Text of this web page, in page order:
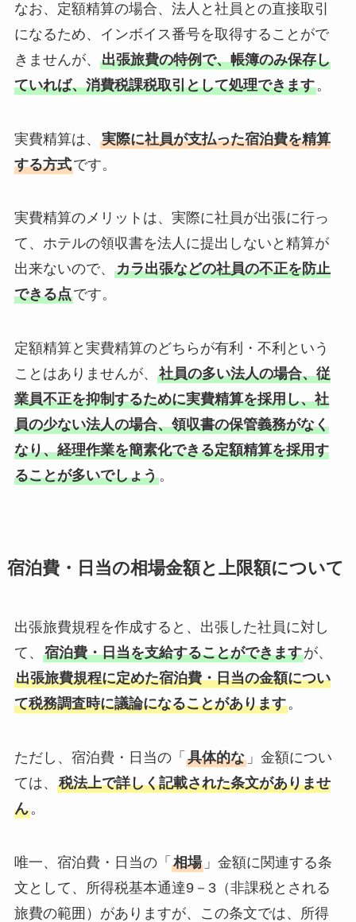
なお、定額精算の場合、法人と社員との直接取引
になるため、インボイス番号を取得することがで
きませんが、 出張旅費の特例で、帳簿のみ保存し
ていれば、消費税課税取引として処理できます。
実費精算は、 実際に社員が支払った宿泊費を精算
する方式です。
実費精算のメリットは、実際に社員が出張に行っ
て、ホテルの領収書を法人に提出しないと精算が
出来ないので、 カラ出張などの社員の不正を防止
できる点です。
定額精算と実費精算のどちらが有利・不利という
ことはありませんが、 社員の多い法人の場合、従
業員不正を抑制するために実費精算を採用し、社
員の少ない法人の場合、領収書の保管義務がなく
なり、経理作業を簡素化できる定額精算を採用す
ることが多いでしょう。
宿泊費・日当の相場金額と上限額について
出張旅費規程を作成すると、出張した社員に対し
て、 宿泊費・日当を支給することができますが、
出張旅費規程に定めた宿泊費・日当の金額につい
て税務調査時に議論になることがあります。
ただし、宿泊費・日当の「 具体的な」金額につい
ては、 税法上で詳しく記載された条文がありませ
ん。
唯一、宿泊費・日当の「 相場」金額に関連する条
文として、所得税基本通達9－3（非課税とされる
旅費の範囲）がありますが、この条文では、所得